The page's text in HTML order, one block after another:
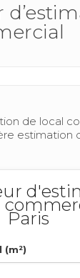
de local
estimation
Paris
(m²)